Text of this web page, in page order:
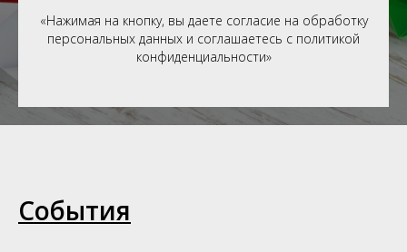
«Нажимая на кнопку, вы даете согласие на обработку
персональных данных и соглашаетесь c политикой
конфиденциальности»
События